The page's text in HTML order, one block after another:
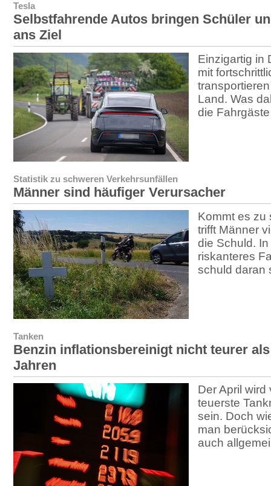
Tesla
Selbstfahrende Autos bringen Schüler
ans Ziel
Einzigartig in
mit
Land. Was
die
Statistik zu schweren Verkehrsunfällen
Männer sind häufiger Verursacher
Kommt es zu
trifft Männer
die Schuld.
riskanteres
schuld daran
Tanken
Benzin inflationsbereinigt nicht teurer
Jahren
Der April
teuerste
sein. Doch
man
auch